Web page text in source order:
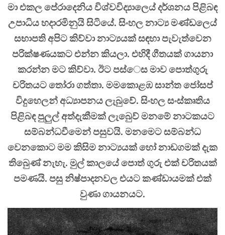
මා එකල පේරාදෙනිය විශ්වවිද්‍යාලෙය් දර්ශනය පිළිබඳ
උපාධිය හදාරමිනුයි සිටියේ. සිංහල නාට්‍ය මණ්ඩලෙය්
සභාපති අපිට කිව්වා නාට්‍යයක් සඳහා පැවැත්වෙන
පරික්ෂණයකට එන්න කියලා. එහිදී ගීතයක් ගායනා
කරන්න මට කිව්වා. ඊට පස්ෙස මාව පාෙත්ගුරු
චරිතයට තෝරා ගත්තා. මමකොළඹ සාන්ත ජෝසප්
විදුහෙලන් අධ්‍යාපනය ලැබුවේ. සිංහල සංස්කෘතිය
පිළිබඳ පුලුල් අත්දැකීමක් ලැබුෙව් මනමේ නාටකයට
සම්බන්ධවීමෙන් පසුවයි. මනමෙට සම්බන්ධ
වෙනකොට මම කිසිම නාට්‍යයක් හෝ නාඩගමක් දැක
තිබුෙණ් නැහැ. මුල් කාලයේ පාෙත් ගුරු එක් චරිතයක්
පමණයි. පසු නිෂ්පාදනවල එයට කණ්ඩායමක් එක්
වුණා ගායනයට.